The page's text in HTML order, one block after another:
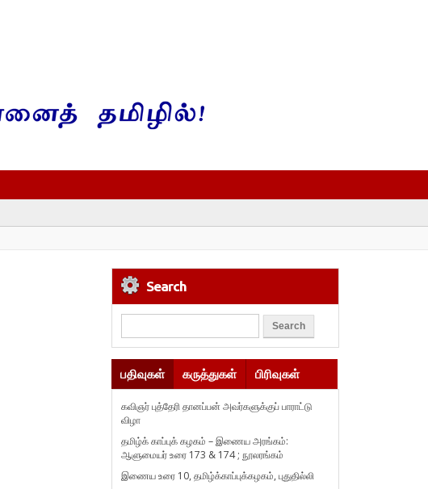
Search
பதிவுகள் கருத்துகள் பிரிவுகள்
கவிஞர் புத்தேரி தானப்பன் அவர்களுக்குப் பாராட்டு
விழா
தமிழ்க் காப்புக் கழகம் – இணைய அரங்கம்:
ஆளுமையர் உரை 173 & 174 ; நூலரங்கம்
இணைய உரை 10, தமிழ்க்காப்புக்கழகம், புதுதில்லி